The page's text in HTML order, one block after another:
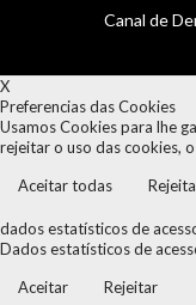
Canal de
X
Preferencias das Cookies
Usamos Cookies para lhe
rejeitar o uso das cookies,
Aceitar todas
dados estatísticos de
Dados estatísticos de
Aceitar
Rejeitar